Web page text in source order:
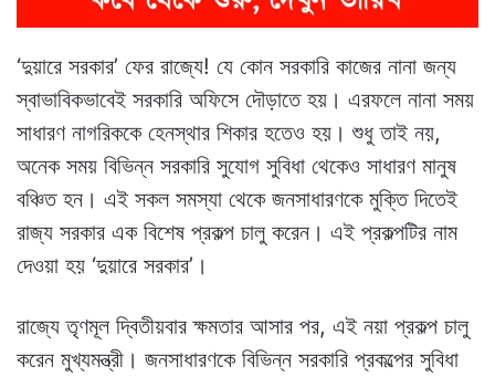
‘দুয়ারে সরকার’ ফের রাজ্যে! যে কোন সরকারি কাজের নানা জন্য
স্বাভাবিকভাবেই সরকারি অফিসে দৌড়াতে হয়। এরফলে নানা সময়
সাধারণ নাগরিককে হেনস্থার শিকার হতেও হয়। শুধু তাই নয়,
অনেক সময় বিভিন্ন সরকারি সুযোগ সুবিধা থেকেও সাধারণ মানুষ
বঞ্চিত হন। এই সকল সমস্যা থেকে জনসাধারণকে মুক্তি দিতেই
রাজ্য সরকার এক বিশেষ প্রকল্প চালু করেন। এই প্রকল্পটির নাম
দেওয়া হয় ‘দুয়ারে সরকার’।
রাজ্যে তৃণমূল দ্বিতীয়বার ক্ষমতার আসার পর, এই নয়া প্রকল্প চালু
করেন মুখ্যমন্ত্রী। জনসাধারণকে বিভিন্ন সরকারি প্রকল্পের সুবিধা